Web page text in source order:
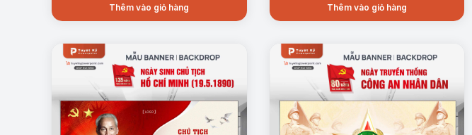
Thêm vào giỏ hàng Thêm vào giỏ hàng